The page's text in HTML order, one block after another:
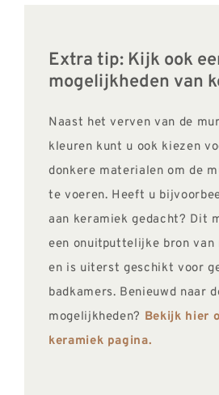
Extra tip: Kijk ook
mogelijkheden van
Naast het verven van de
kleuren kunt u ook kiezen
donkere materialen om de
te voeren. Heeft u
aan keramiek gedacht? Dit
een onuitputtelijke bron van
en is uiterst geschikt voor
badkamers. Benieuwd naar
mogelijkheden? Bekijk hier
keramiek pagina.